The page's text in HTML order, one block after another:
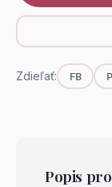
Zdieľať: FB
Popis